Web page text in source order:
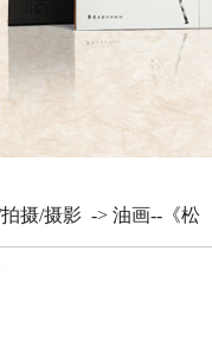
摄/摄影 -> 油画--《松